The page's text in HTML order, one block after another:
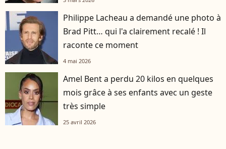
Philippe Lacheau a demandé une photo à
Brad Pitt… qui l'a clairement recalé ! Il
raconte ce moment
4 mai 2026
Amel Bent a perdu 20 kilos en quelques
mois grâce à ses enfants avec un geste
très simple
25 avril 2026